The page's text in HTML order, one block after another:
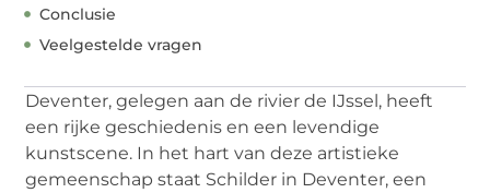
Conclusie
Veelgestelde vragen
Deventer, gelegen aan de rivier de IJssel, heeft
een rijke geschiedenis en een levendige
kunstscene. In het hart van deze artistieke
gemeenschap staat Schilder in Deventer, een